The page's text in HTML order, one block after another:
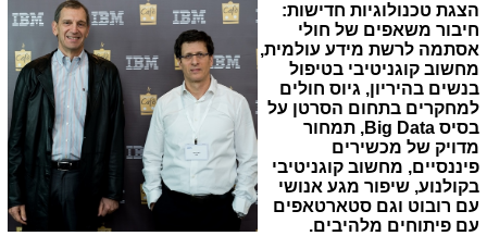
הצגת טכנולוגיות חדישות:
חיבור משאפים של חולי
אסתמה לרשת מידע עולמית,
מחשוב קוגניטיבי בטיפול
בנשים בהיריון, גיוס חולים
למחקרים בתחום הסרטן על
בסיס ,Big Data תמחור
מדויק של מכשירים
פיננסיים, מחשוב קוגניטיבי
בקולנוע, שיפור מגע אנושי
עם רובוט וגם סטארטאפים
עם פיתוחים מלהיבים.